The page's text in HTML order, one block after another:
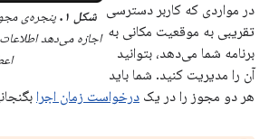
شکل ۱.
پنجره‌ی
اجازه می‌دهد
در مواردی که کاربر دسترسی
تقریبی به موقعیت مکانی به
برنامه شما می‌دهد، بتوانید
آن را مدیریت کنید. شما باید
هر دو مجوز را در یک درخواست زمان اجرا